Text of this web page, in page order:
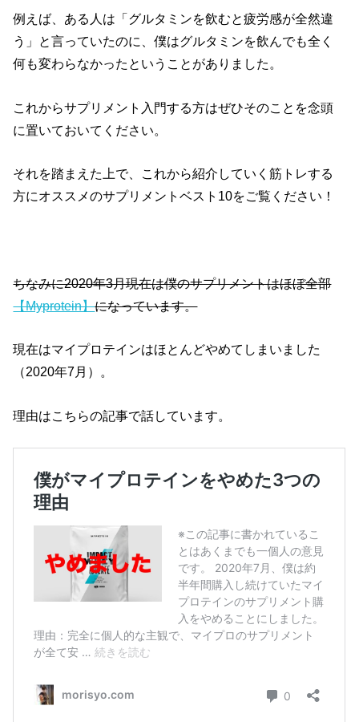
例えば、ある人は「グルタミンを飲むと疲労感が全然違
う」と言っていたのに、僕はグルタミンを飲んでも全く
何も変わらなかったということがありました。
これからサプリメント入門する方はぜひそのことを念頭
に置いておいてください。
それを踏まえた上で、これから紹介していく筋トレする
方にオススメのサプリメントベスト10をご覧ください！
ちなみに2020年3月現在は僕のサプリメントはほぼ全部
【Myprotein】になっています。
現在はマイプロテインはほとんどやめてしまいました
（2020年7月）。
理由はこちらの記事で話しています。